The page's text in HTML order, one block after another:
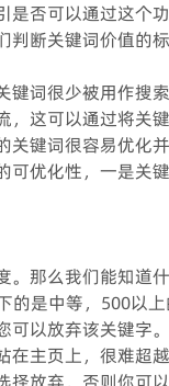
否可以通过这个
判断关键词价值的
词很少被用作搜
这可以通过将关
键词很容易优化
优化性，一是关
那么我们能知道
是中等，500以
以放弃该关键字
主页上，很难超